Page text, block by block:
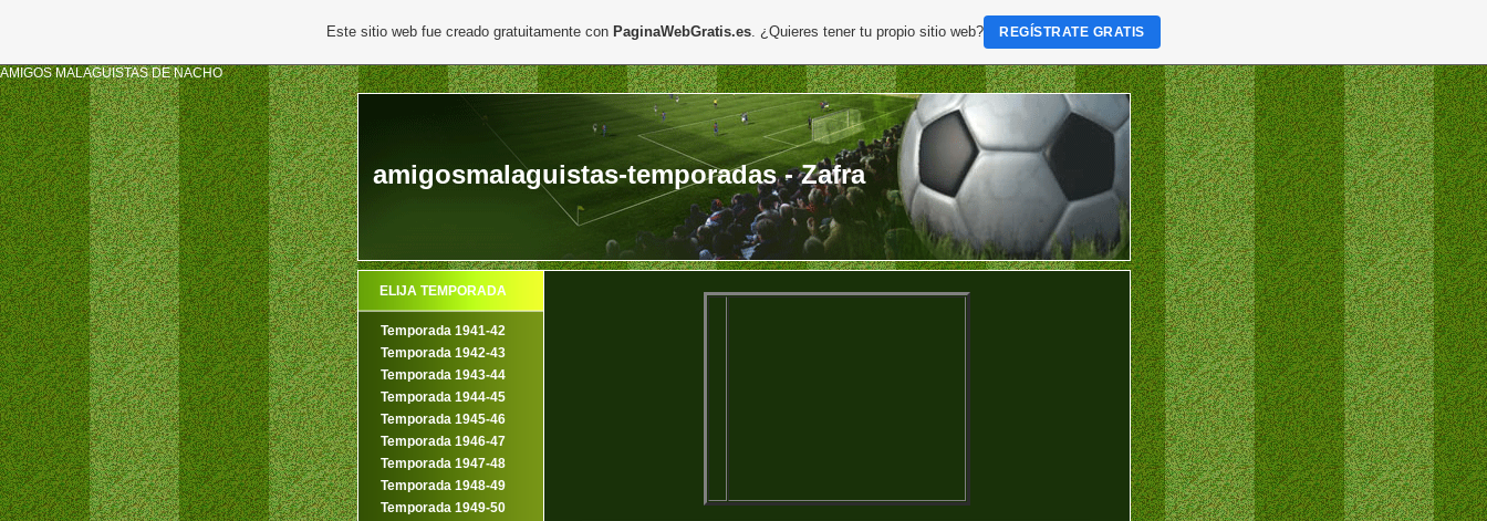
AMIGOS MALAGUISTAS DE NACHO
amigosmalaguistas-temporadas - Zafra
ELIJA TEMPORADA
Temporada 1941-42
Temporada 1942-43
Temporada 1943-44
Temporada 1944-45
Temporada 1945-46
Temporada 1946-47
Temporada 1947-48
Temporada 1948-49
Temporada 1949-50
Este sitio web fue creado gratuitamente con PaginaWebGratis.es. ¿Quieres tener tu propio sitio web? REGÍSTRATE GRATIS